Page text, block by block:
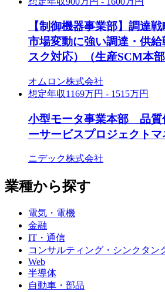
【制御機器事業部】調達戦
市場変動に強い調達・供給
スク対応）（生産SCM本部
オムロン株式会社
想定年収1169万円 - 1515万円
小型モータ事業本部 品質
ーサービスプロジェクト
ニデック株式会社
業種から探す
電気・電機
金融
IT・通信
コンサルティング・シンクタン
Web
半導体
自動車・部品